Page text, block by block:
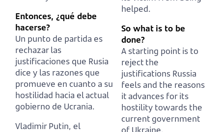
Entonces, ¿qué debe
hacerse?
Un punto de partida es
rechazar las
justificaciones que Rusia
dice y las razones que
promueve en cuanto a su
hostilidad hacia el actual
gobierno de Ucrania.
Vladimir Putin, el
helped.
So what is to be
done?
A starting point is to
reject the
justifications Russia
feels and the reasons
it advances for its
hostility towards the
current government